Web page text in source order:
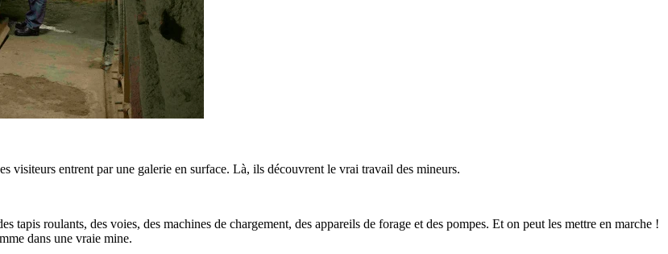
entrent par une galerie en surface. Là, ils découvrent le vrai travail des mineurs.
tapis roulants, des voies, des machines de chargement, des appareils de forage et des pompes. Et on peut les mettre en marche !
dans une vraie mine.